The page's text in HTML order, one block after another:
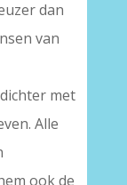
dan
van
met
Alle
ook de